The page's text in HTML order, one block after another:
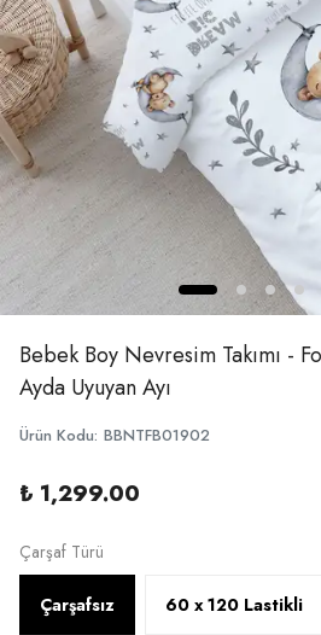
Bebek Boy Nevresim Takımı -
Ayda Uyuyan Ayı
Ürün Kodu: BBNTFB01902
₺ 1,299.00
Çarşaf Türü
Çarşafsız 60 x 120 Lastikli